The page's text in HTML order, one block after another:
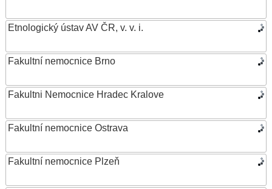
Etnologický ústav AV ČR, v. v. i.
Fakultní nemocnice Brno
Fakultni Nemocnice Hradec Kralove
Fakultní nemocnice Ostrava
Fakultní nemocnice Plzeň